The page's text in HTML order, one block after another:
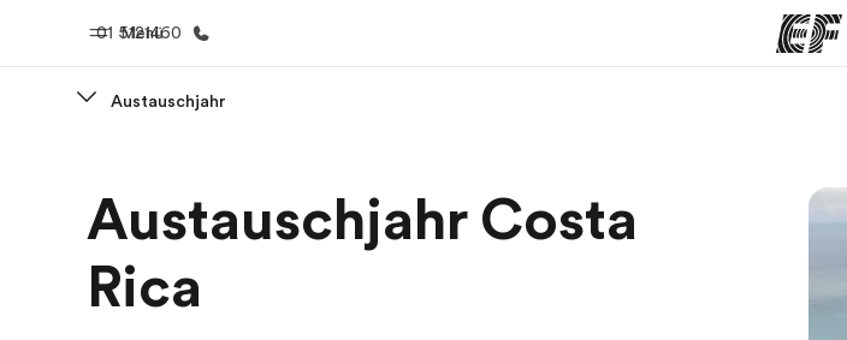
Menü
01 5121460
Willkommen bei EF Alle Programme ansehen
Austauschjahr
Austauschjahr Costa
Rica